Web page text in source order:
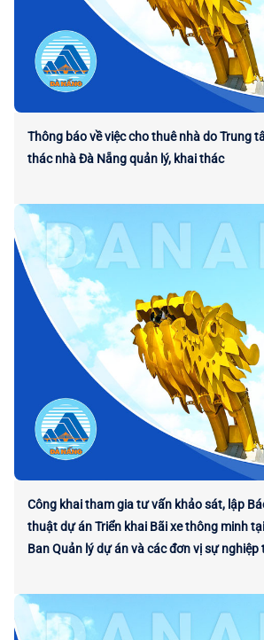
Thông báo về việc cho thuê nhà do Trung
thác nhà Đà Nẵng quản lý, khai thác
Công khai tham gia tư vấn khảo sát, lập
thuật dự án Triển khai Bãi xe thông minh
Ban Quản lý dự án và các đơn vị sự